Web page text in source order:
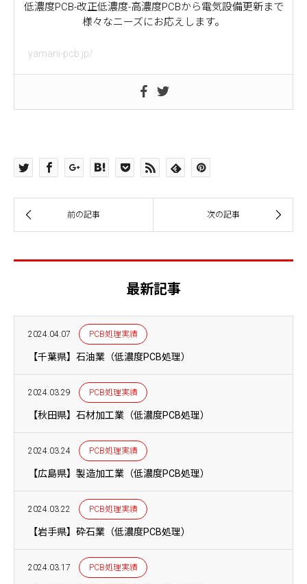
低濃度PCB-改正低濃度-高濃度PCBから電気設備更新まで
様々なニーズにお応えします。
yamani-pcb.jp/
最新記事
2024.04.07 PCB処理実績
【千葉県】石油業（低濃度PCB処理）
2024.03.29 PCB処理実績
【秋田県】石材加工業（低濃度PCB処理）
2024.03.24 PCB処理実績
【広島県】製造加工業（低濃度PCB処理）
2024.03.22 PCB処理実績
【岩手県】砕石業（低濃度PCB処理）
2024.03.17 PCB処理実績